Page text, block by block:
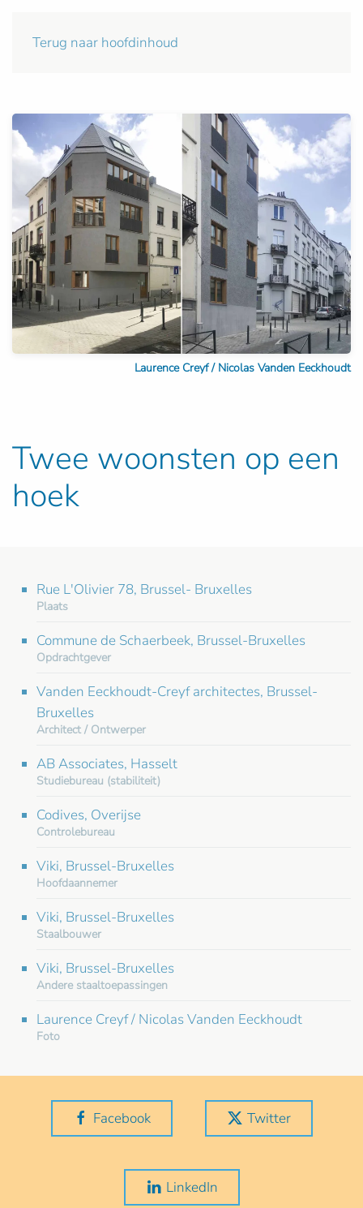
Terug naar hoofdinhoud
Laurence Creyf / Nicolas Vanden Eeckhoudt
Twee woonsten op een
hoek
Rue L'Olivier 78, Brussel- Bruxelles
Plaats
Commune de Schaerbeek, Brussel-Bruxelles
Opdrachtgever
Vanden Eeckhoudt-Creyf architectes, Brussel-
Bruxelles
Architect / Ontwerper
AB Associates, Hasselt
Studiebureau (stabiliteit)
Codives, Overijse
Controlebureau
Viki, Brussel-Bruxelles
Hoofdaannemer
Viki, Brussel-Bruxelles
Staalbouwer
Viki, Brussel-Bruxelles
Andere staaltoepassingen
Laurence Creyf / Nicolas Vanden Eeckhoudt
Foto
Facebook Twitter
LinkedIn